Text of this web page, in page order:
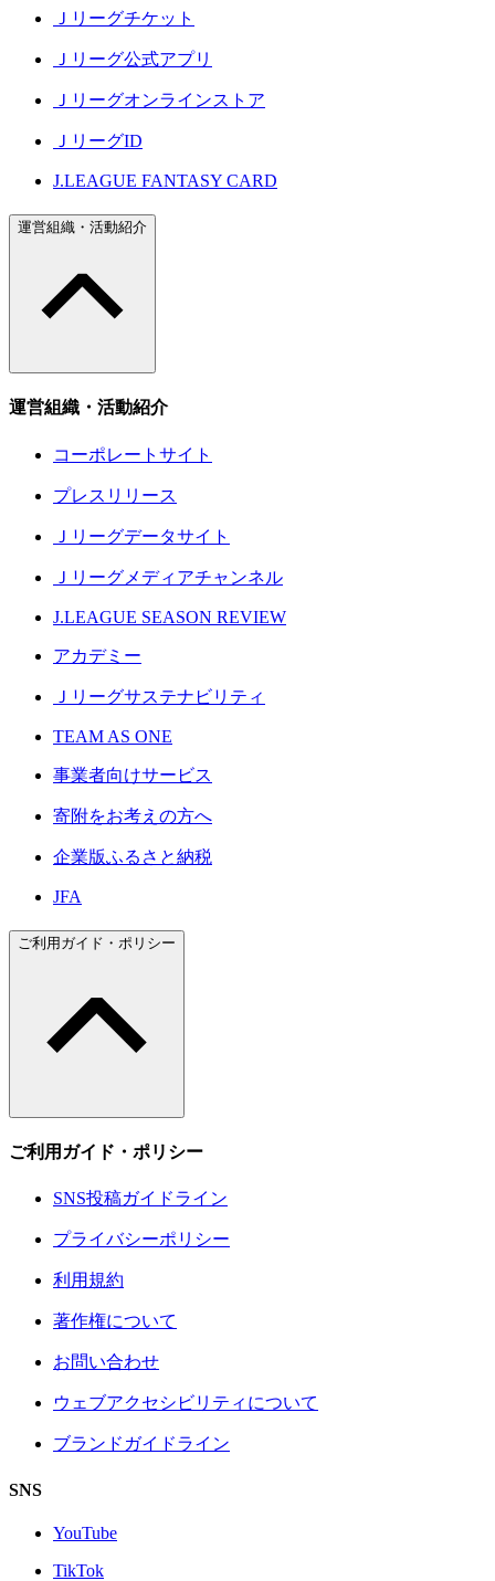
Ｊリーグチケット
Ｊリーグ公式アプリ
Ｊリーグオンラインストア
ＪリーグID
J.LEAGUE FANTASY CARD
運営組織・活動紹介
運営組織・活動紹介
コーポレートサイト
プレスリリース
Ｊリーグデータサイト
Ｊリーグメディアチャンネル
J.LEAGUE SEASON REVIEW
アカデミー
Ｊリーグサステナビリティ
TEAM AS ONE
事業者向けサービス
寄附をお考えの方へ
企業版ふるさと納税
JFA
ご利用ガイド・ポリシー
ご利用ガイド・ポリシー
SNS投稿ガイドライン
プライバシーポリシー
利用規約
著作権について
お問い合わせ
ウェブアクセシビリティについて
ブランドガイドライン
SNS
YouTube
TikTok